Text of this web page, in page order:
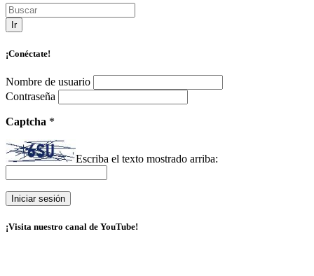
Ir
¡Conéctate!
Nombre de usuario
Contraseña
Captcha *
Escriba el texto mostrado arriba:
¡Visita nuestro canal de YouTube!